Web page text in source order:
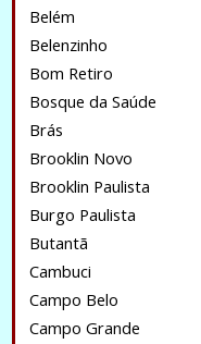
Belém
Belenzinho
Bom Retiro
Bosque da Saúde
Brás
Brooklin Novo
Brooklin Paulista
Burgo Paulista
Butantã
Cambuci
Campo Belo
Campo Grande